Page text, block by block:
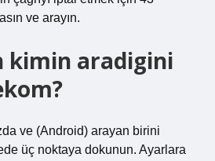
ve arayın.
kimin aradigini
ve (Android) arayan birini
üç noktaya dokunun. Ayarlara